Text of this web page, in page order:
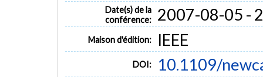
Date(s) de la
conférence:
2007-08-05 -
Maison d'édition: IEEE
DOI: 10.1109/